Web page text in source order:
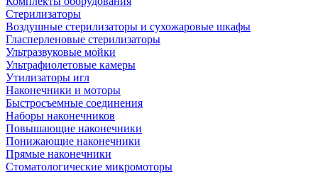
Стерилизаторы
Воздушные стерилизаторы и сухожаровые шкафы
Гласперленовые стерилизаторы
Ультразвуковые мойки
Ультрафиолетовые камеры
Утилизаторы игл
Наконечники и моторы
Быстросъемные соединения
Наборы наконечников
Повышающие наконечники
Понижающие наконечники
Прямые наконечники
Стоматологические микромоторы